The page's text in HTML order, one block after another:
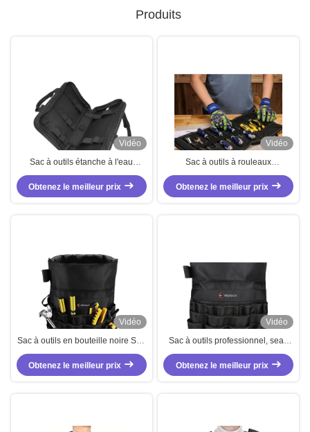
Produits
Vidéo
Sac à outils étanche à l'eau
professionnel Sac à outils
électricien haute capacité de
charge
Obtenez le meilleur prix
Vidéo
Sac à outils à rouleaux
confortables noir Sac à outils à
rouleaux de capacité moyenne
Obtenez le meilleur prix
Vidéo
Sac à outils en bouteille noire Sac
à outils en bouteille professionnel
Capacité personnalisée 10 kg
Obtenez le meilleur prix
Vidéo
Sac à outils professionnel, seau
de capacité moyenne,
organisateur d'outils portable
Obtenez le meilleur prix